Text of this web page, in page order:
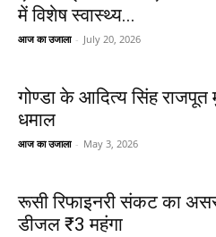
में विशेष स्वास्थ्य...
आज का उजाला - July 20, 2026
गोण्डा के आदित्य सिंह
धमाल
आज का उजाला - May 3, 2026
रूसी रिफाइनरी संकट का
डीजल ₹3 महंगा